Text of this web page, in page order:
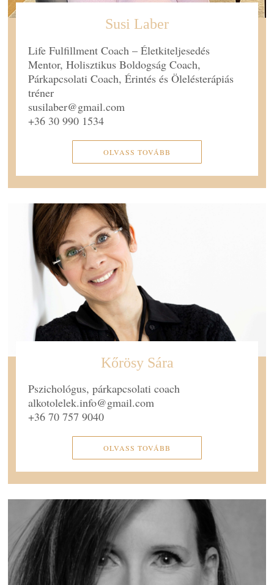
Susi Laber
Life Fulfillment Coach – Életkiteljesedés
Mentor, Holisztikus Boldogság Coach,
Párkapcsolati Coach, Érintés és Ölelésterápiás
tréner
susilaber@gmail.com
+36 30 990 1534
OLVASS TOVÁBB
Kőrösy Sára
Pszichológus, párkapcsolati coach
alkotolelek.info@gmail.com
+36 70 757 9040
OLVASS TOVÁBB